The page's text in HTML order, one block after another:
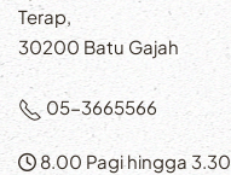
Terap,
30200 Batu Gajah
05-3665566
8.00 Pagi hingga 3.30